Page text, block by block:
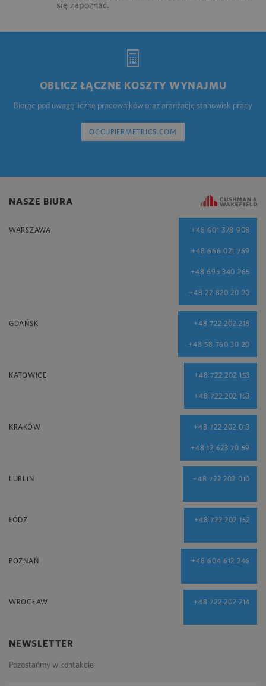
się zapoznać.
OBLICZ ŁĄCZNE KOSZTY WYNAJMU
Biorąc pod uwagę liczbę pracowników oraz aranżację stanowisk pracy
OCCUPIERMETRICS.COM
NASZE BIURA
WARSZAWA +48 601 378 908
+48 666 021 769
+48 695 340 265
+48 22 820 20 20
GDAŃSK +48 722 202 218
+48 58 760 30 20
KATOWICE +48 722 202 153
+48 722 202 153
KRAKÓW +48 722 202 013
+48 12 623 70 59
LUBLIN +48 722 202 010
ŁÓDŹ +48 722 202 152
POZNAŃ +48 604 612 246
WROCŁAW +48 722 202 214
NEWSLETTER
Pozostańmy w kontakcie